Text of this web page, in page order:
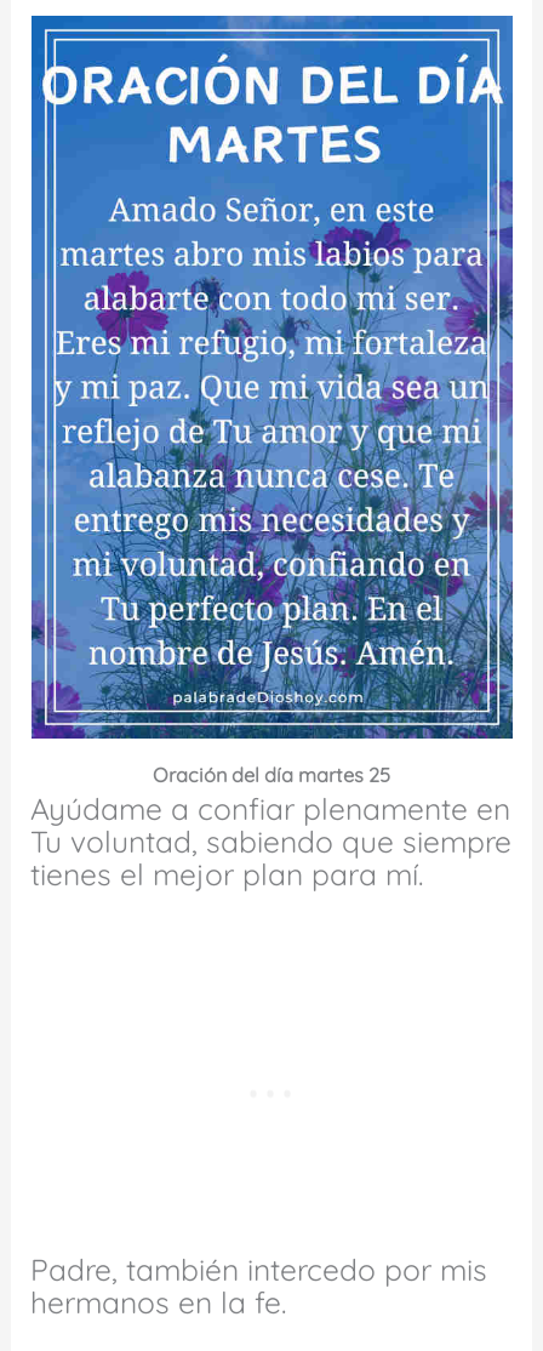
Oración del día martes 25
Ayúdame a confiar plenamente en
Tu voluntad, sabiendo que siempre
tienes el mejor plan para mí.
Padre, también intercedo por mis
hermanos en la fe.